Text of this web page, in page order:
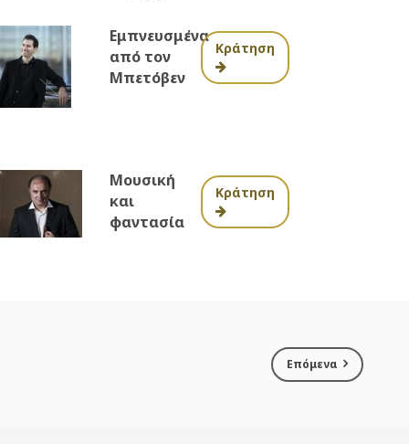
Εμπνευσμένα
από τον
Μπετόβεν
Κράτηση
Μουσική
και
φαντασία
Κράτηση
Επόμενα